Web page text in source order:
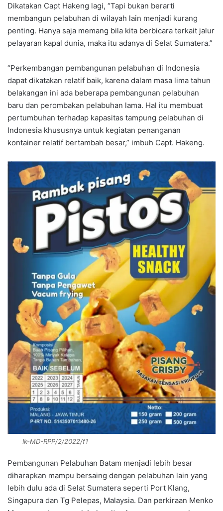
Dikatakan Capt Hakeng lagi, “Tapi bukan berarti
membangun pelabuhan di wilayah lain menjadi kurang
penting. Hanya saja memang bila kita berbicara terkait jalur
pelayaran kapal dunia, maka itu adanya di Selat Sumatera.”
“Perkembangan pembangunan pelabuhan di Indonesia
dapat dikatakan relatif baik, karena dalam masa lima tahun
belakangan ini ada beberapa pembangunan pelabuhan
baru dan perombakan pelabuhan lama. Hal itu membuat
pertumbuhan terhadap kapasitas tampung pelabuhan di
Indonesia khususnya untuk kegiatan penanganan
kontainer relatif bertambah besar,” imbuh Capt. Hakeng.
Ik-MD-RPP/2/2022/f1
Pembangunan Pelabuhan Batam menjadi lebih besar
diharapkan mampu bersaing dengan pelabuhan lain yang
lebih dulu ada di Selat Sumatera seperti Port Klang,
Singapura dan Tg Pelepas, Malaysia. Dan perkiraan Menko